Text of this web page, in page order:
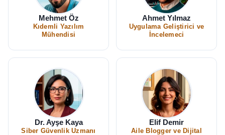
Mehmet Öz
Kıdemli Yazılım
Mühendisi
Ahmet Yılmaz
Uygulama Geliştirici ve
İncelemeci
Dr. Ayşe Kaya
Siber Güvenlik Uzmanı
Elif Demir
Aile Blogger ve Dijital